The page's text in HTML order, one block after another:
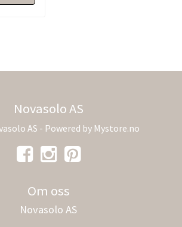
Novasolo AS
AS - Powered by Mystore.no
Om oss
Novasolo AS